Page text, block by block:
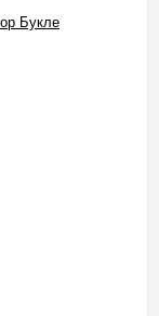
Букле